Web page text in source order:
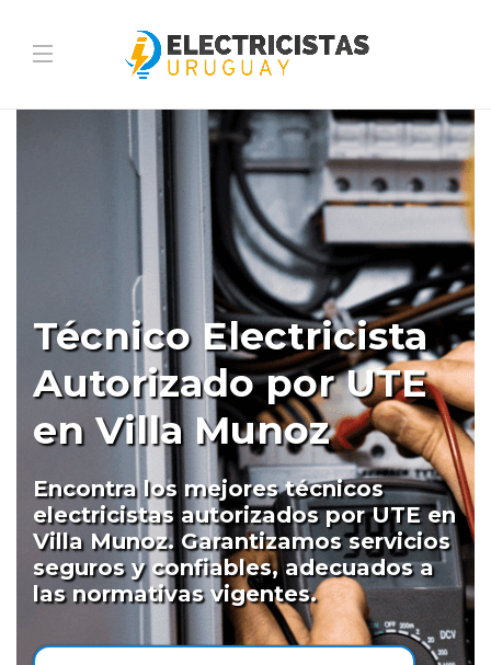
Técnico Electricista
Autorizado por UTE
en Villa Munoz
Encontra los mejores técnicos
electricistas autorizados por UTE en
Villa Munoz. Garantizamos servicios
seguros y confiables, adecuados a
las normativas vigentes.